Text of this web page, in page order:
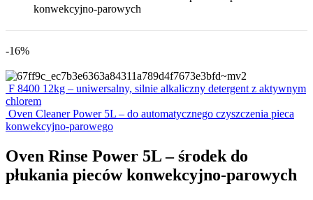
konwekcyjno-parowych
-16%
F 8400 12kg – uniwersalny, silnie alkaliczny detergent z aktywnym
chlorem
Oven Cleaner Power 5L – do automatycznego czyszczenia pieca
konwekcyjno-parowego
Oven Rinse Power 5L – środek do
płukania pieców konwekcyjno-parowych